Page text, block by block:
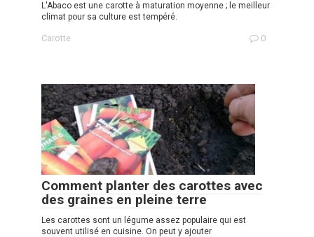
L'Abaco est une carotte à maturation moyenne ; le meilleur
climat pour sa culture est tempéré.
Carotte 0
Comment planter des carottes avec
des graines en pleine terre
Les carottes sont un légume assez populaire qui est
souvent utilisé en cuisine. On peut y ajouter